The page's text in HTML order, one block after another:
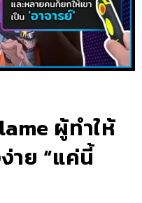
ผู้ทำให้
าย “แค่นี้